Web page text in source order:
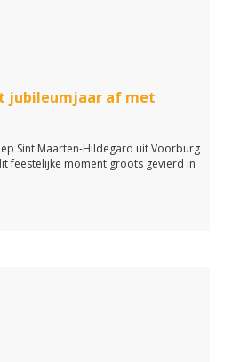
jubileumjaar af met
Sint Maarten-Hildegard uit Voorburg
feestelijke moment groots gevierd in